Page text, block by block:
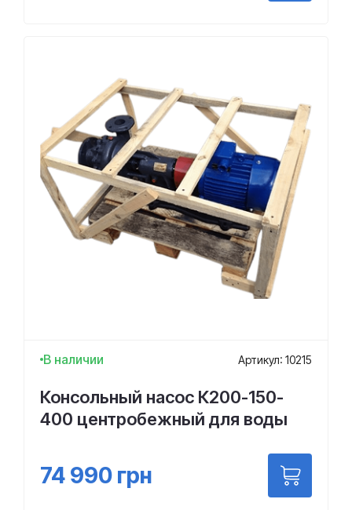
В наличии Артикул: 10215
Консольный насос К200-150-
400 центробежный для воды
74 990 грн